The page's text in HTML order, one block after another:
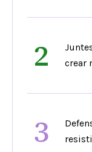
2
crear
3